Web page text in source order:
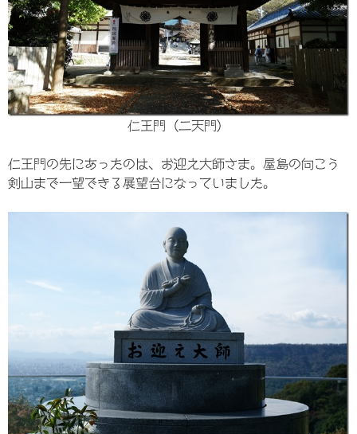
仁王門（二天門）
仁王門の先にあったのは、お迎え大師さま。屋島の向こう
剣山まで一望できる展望台になっていました。